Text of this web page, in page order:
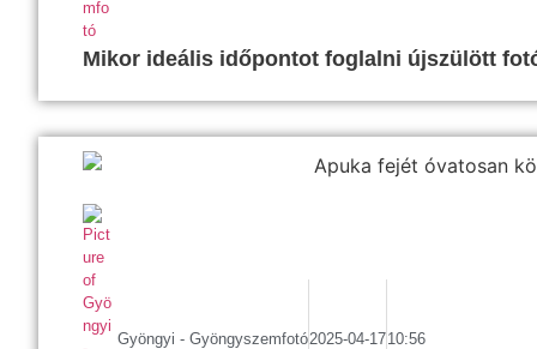
Mikor ideális időpontot foglalni újszülött
Gyöngyi - Gyöngyszemfotó2025-04-1710:56